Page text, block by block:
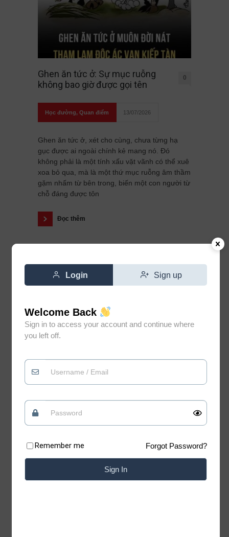
Ghen ăn tức ở: Sự mục ruỗng
không bao giờ được gọi tên
0
Học đường, Quan điểm 13/07/2026
Ghen ăn tức ở, xét cho cùng, chưa từng hạ
gục được ai ngoài chính kẻ mang nó. Đó
không phải là một tính xấu vặt vãnh có thể xuê
xoa bỏ qua, mà là một thứ mục ruỗng âm thầm
gặm nhấm từ bên trong, biến một con người từ
chỗ đáng được tôn
Đọc thêm
Đừng vì gặp vài người không
xứng đáng mà đánh mất niềm
Quan điểm 09/07/2026
Có những lúc, sống “chua” một chút mới giữ
tâm hồn đang tìm kiếm sự bình yên. Chào
Login Sign up
Welcome Back
Sign in to access your account and continue where
you left off.
Remember me Forgot Password?
Sign In